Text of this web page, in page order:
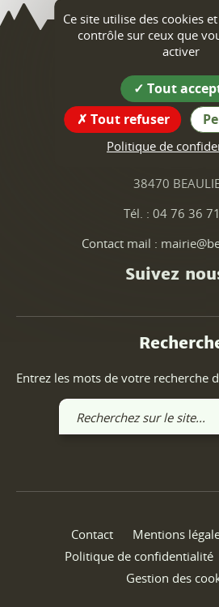
Beaulieu
de la
1 Place de la
38470
Tél. : 04 76 36
Contact mail :
Suivez
Entrez les mots de votre recherche
Recherchez
sur
Contact
Mentions
Politique de confidentialité
Gestion des
Ce site utilise des cookies
contrôle sur ceux que
activer
Tout
Tout refuser
Politique de